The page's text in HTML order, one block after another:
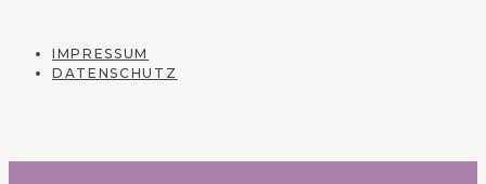
IMPRESSUM
DATENSCHUTZ